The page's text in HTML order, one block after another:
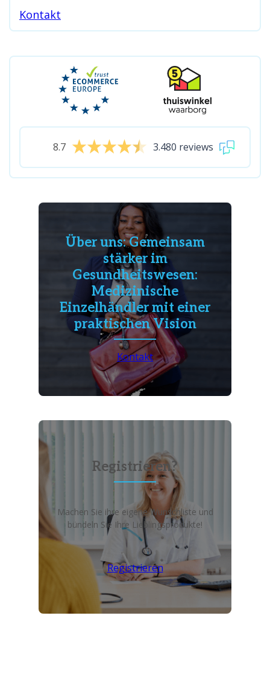
Kontakt
8.7 3.480 reviews
Über uns: Gemeinsam
stärker im
Gesundheitswesen:
Medizinische
Einzelhändler mit einer
praktischen Vision
Kontakt
Registrieren?
Machen Sie ihre eigene Wunschliste und
bündeln Sie Ihre Lieblingsprodukte!
Registrieren